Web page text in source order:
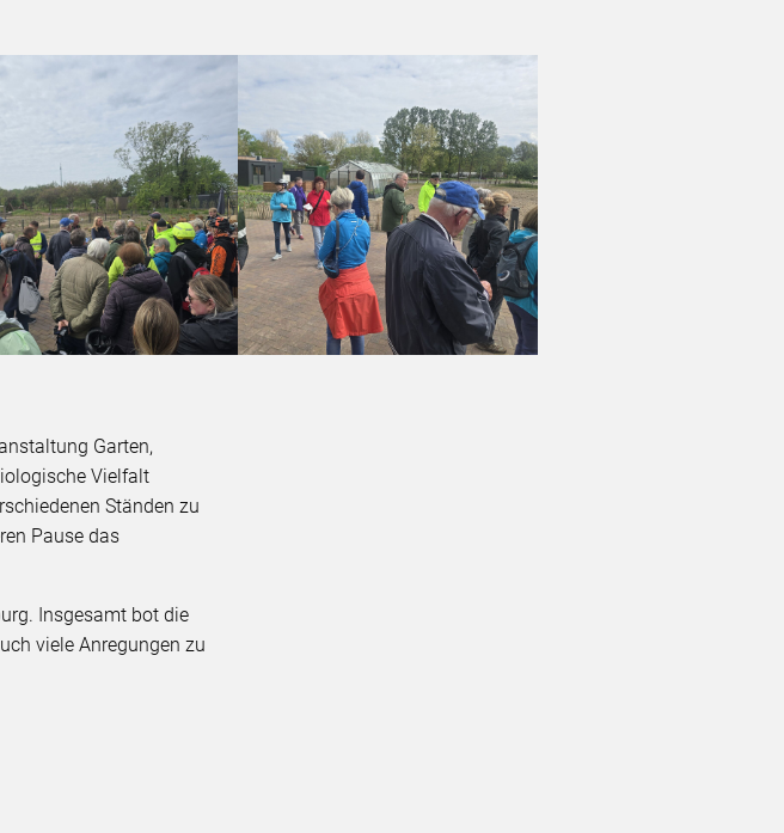
Garten,
Vielfalt
Ständen zu
Pause das
Insgesamt bot die
viele Anregungen zu